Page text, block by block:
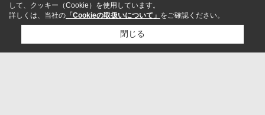
来店予約 電話
して、クッキー（Cookie）を使用しています。
詳しくは、当社の 「Cookieの取扱いについて」 をご確認ください。
閉じる